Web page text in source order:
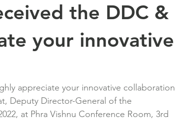
the DDC &
your innovative
appreciate your innovative collaboration
Deputy Director-General of the
at Phra Vishnu Conference Room, 3rd